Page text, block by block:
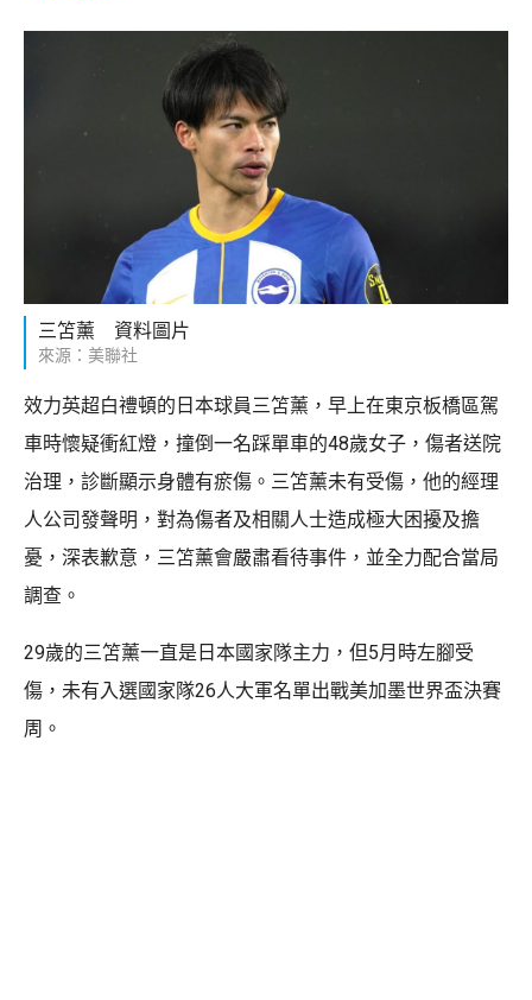
三笘薰 資料圖片
來源：美聯社
效力英超白禮頓的日本球員三笘薰，早上在東京板橋區駕
車時懷疑衝紅燈，撞倒一名踩單車的48歲女子，傷者送院
治理，診斷顯示身體有瘀傷。三笘薰未有受傷，他的經理
人公司發聲明，對為傷者及相關人士造成極大困擾及擔
憂，深表歉意，三笘薰會嚴肅看待事件，並全力配合當局
調查。
29歲的三笘薰一直是日本國家隊主力，但5月時左腳受
傷，未有入選國家隊26人大軍名單出戰美加墨世界盃決賽
周。